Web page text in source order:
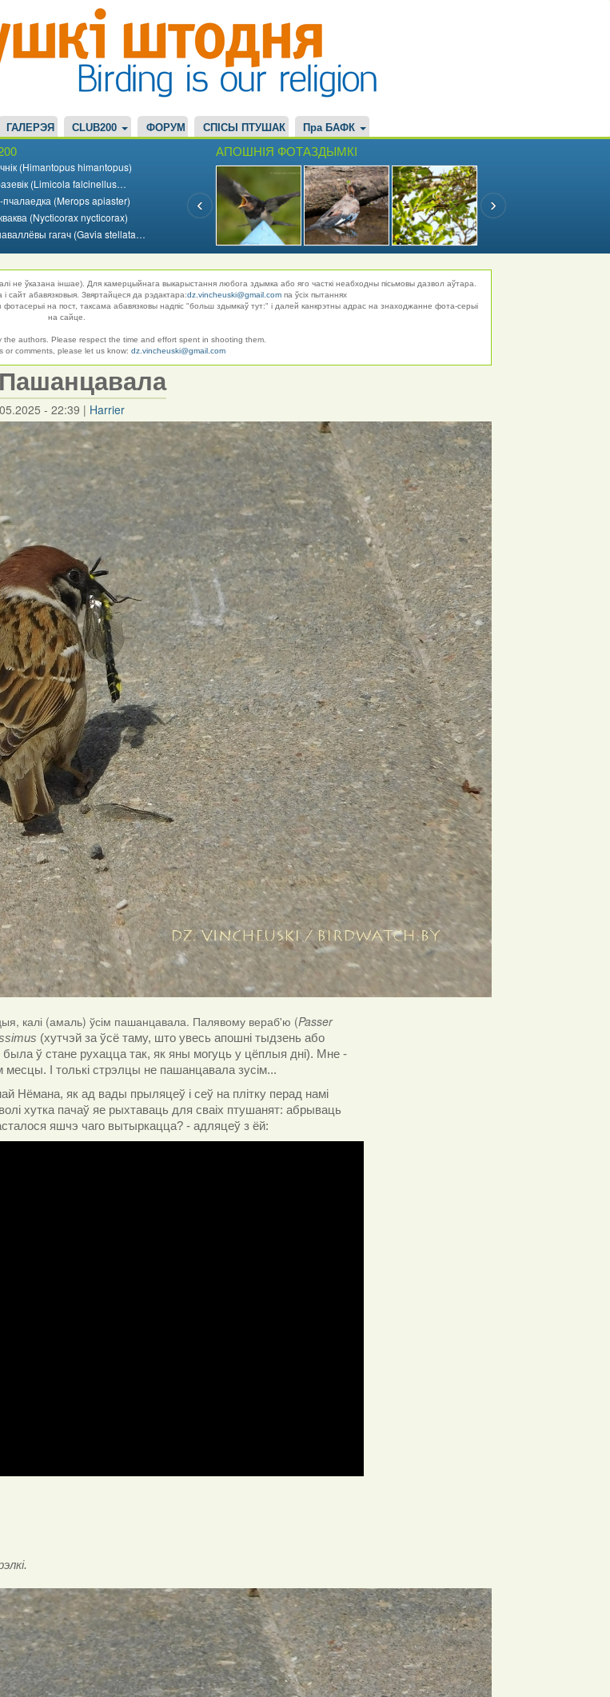
ГАЛЕРЭЯ CLUB200 ФОРУМ СПІСЫ ПТУШАК Пра БАФК
(Himantopus himantopus)
(Limicola falcinellus…
(Merops apiaster)
(Nycticorax nycticorax)
гагач (Gavia stellata…
АПОШНІЯ ФОТАЗДЫМКІ
не ўказана іншае). Для камерцыйнага выкарыстання любога здымка або яго часткі неабходны пісьмовы дазвол аўтара.
сайт абавязковыя. Звяртайцеся да рэдактара:dz.vincheuski@gmail.comпа ўсіх пытаннях
на пост, таксама абавязковы надпіс "больш здымкаў тут:" і далей канкрэтны адрас на знаходжанне фота-серыі
на сайце.
the authors. Please respect the time and effort spent in shooting them.
or comments, please let us know:dz.vincheuski@gmail.com
Пашанцавала
- 22:39 | Harrier
калі (амаль) ўсім пашанцавала. Палявому вераб'ю (Passer
(хутчэй за ўсё таму, што увесь апошні тыдзень або
была ў стане рухацца так, як яны могуць у цёплыя дні). Мне -
І толькі стрэлцы не пашанцавала зусім...
Нёмана, як ад вады прыляцеў і сеў на плітку перад намі
хутка пачаў яе рыхтаваць для сваіх птушанят: абрываць
яшчэ чаго вытыркацца? - адляцеў з ёй: